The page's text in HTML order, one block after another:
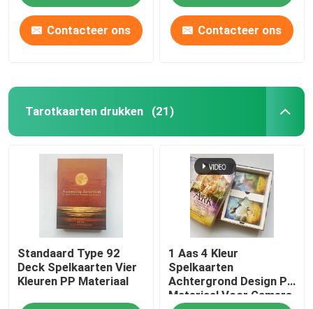
Contacteer ons Contacteer ons
Tarotkaarten drukken (21)
Standaard Type 92
Deck Spelkaarten Vier
Kleuren PP Materiaal
1 Aas 4 Kleur
Spelkaarten
Achtergrond Design PP
Materiaal Voor Gamers